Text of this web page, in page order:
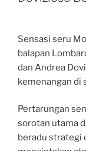
Sensasi seru
balapan
dan Andrea
kemenangan di
Pertarungan
sorotan utama
beradu strategi